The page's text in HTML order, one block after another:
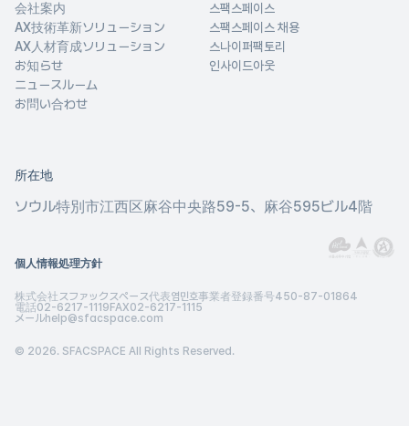
会社案内
AX技術革新ソリューション
AX人材育成ソリューション
お知らせ
ニュースルーム
お問い合わせ
스팩스페이스
스팩스페이스 채용
스나이퍼팩토리
인사이드아웃
所在地
ソウル特別市江西区麻谷中央路59-5、麻谷595ビル4階
個人情報処理方針
株式会社スファックスペース代表염민호事業者登録番号450-87-01864
電話02-6217-1119 FAX02-6217-1115
メールhelp@sfacspace.com
© 2026. SFACSPACE All Rights Reserved.